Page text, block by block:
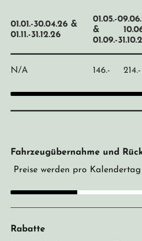
01.01.-30.04.26 &
01.11.-31.12.26
01.05.-
&
01.09.-
N/A 146.- 214.-
Fahrzeugübernahme und
Preise werden pro
Rabatte